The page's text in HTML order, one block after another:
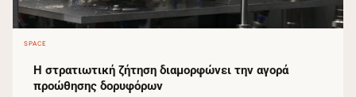
SPACE
Η στρατιωτική ζήτηση διαμορφώνει την αγορά
προώθησης δορυφόρων